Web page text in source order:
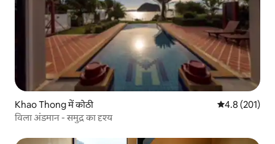
Khao Thong में कोठी औसत रेटिंग 5 में
4.8 (201)
विला अंडमान - समुद्र का दृश्य